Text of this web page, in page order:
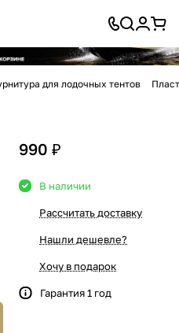
для лодочных тентов
990 ₽
В наличии
Рассчитать доставку
Нашли дешевле?
Хочу в подарок
Гарантия 1 год